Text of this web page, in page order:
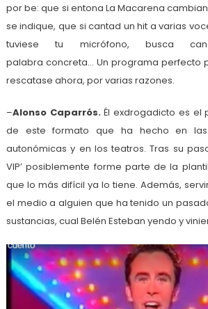
por be: que si entona La Macarena
se indique, que si cantad un hit a varias
tuviese tu micrófono, busca
palabra concreta… Un programa perfecto
rescatase ahora, por varias razones.
–Alonso Caparrós.Él exdrogadicto es el
de este formato que ha hecho en
autonómicas y en los teatros. Tras su
VIP’ posiblemente forme parte de la
que lo más difícil ya lo tiene. Además,
el medio a alguien que ha tenido un
sustancias, cual Belén Esteban yendo y